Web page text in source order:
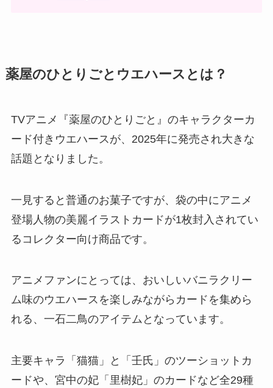
薬屋のひとりごとウエハースとは？
TVアニメ『薬屋のひとりごと』のキャラクターカ
ード付きウエハースが、2025年に発売され大きな
話題となりました。
一見すると普通のお菓子ですが、袋の中にアニメ
登場人物の美麗イラストカードが1枚封入されてい
るコレクター向け商品です。
アニメファンにとっては、おいしいバニラクリー
ム味のウエハースを楽しみながらカードを集めら
れる、一石二鳥のアイテムとなっています。
主要キャラ「猫猫」と「壬氏」のツーショットカ
ードや、宮中の妃「里樹妃」のカードなど全29種